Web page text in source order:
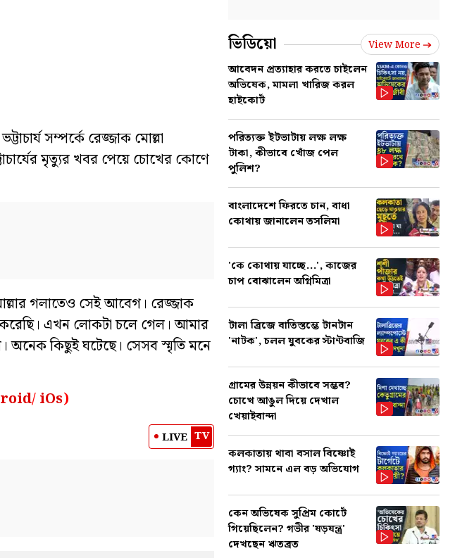
সম্পর্কে রেজ্জাক মোল্লা
মৃত্যুর খবর পেয়ে চোখের কোণে
গলাতেও সেই আবেগ। রেজ্জাক
এখন লোকটা চলে গেল। আমার
অনেক কিছুই ঘটেছে। সেসব স্মৃতি মনে
/iOs)
LIVE TV
ভিডিয়ো View More
আবেদন প্রত্যাহার করতে চাইলেন
অভিষেক, মামলা খারিজ করল
হাইকোর্ট
পরিত্যক্ত ইটভাটায় লক্ষ লক্ষ
টাকা, কীভাবে খোঁজ পেল
পুলিশ?
বাংলাদেশে ফিরতে চান, বাধা
কোথায় জানালেন তসলিমা
'কে কোথায় যাচ্ছে...', কাজের
চাপ বোঝালেন অগ্নিমিত্রা
টালা ব্রিজে বাতিস্তম্ভে টানটান
'নাটক', চলল যুবকের স্টান্টবাজি
গ্রামের উন্নয়ন কীভাবে সম্ভব?
চোখে আঙুল দিয়ে দেখাল
খেয়াইবান্দা
কলকাতায় থাবা বসাল বিষ্ণোই
গ্যাং? সামনে এল বড় অভিযোগ
কেন অভিষেক সুপ্রিম কোর্টে
গিয়েছিলেন? গভীর 'ষড়যন্ত্র'
দেখছেন ঋতব্রত